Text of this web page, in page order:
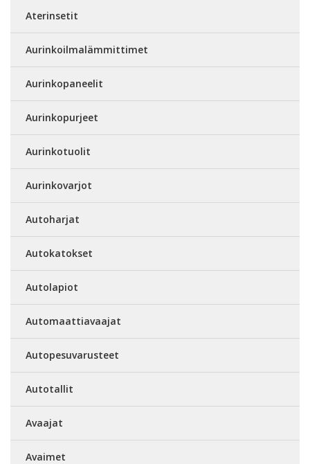
Aterinsetit
Aurinkoilmalämmittimet
Aurinkopaneelit
Aurinkopurjeet
Aurinkotuolit
Aurinkovarjot
Autoharjat
Autokatokset
Autolapiot
Automaattiavaajat
Autopesuvarusteet
Autotallit
Avaajat
Avaimet